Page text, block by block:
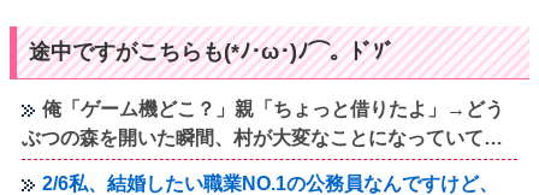
途中ですがこちらも(*ﾉ･ω･)ﾉ⌒。ﾄﾞｿﾞ
俺「ゲーム機どこ？」親「ちょっと借りたよ」→どう
ぶつの森を開いた瞬間、村が大変なことになっていて…
2/6私、結婚したい職業NO.1の公務員なんですけど、